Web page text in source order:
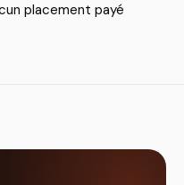
placement payé